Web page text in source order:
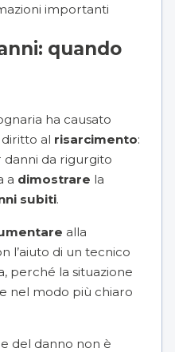
importanti
quando
ha causato
diritto al risarcimento:
danni da rigurgito
a dimostrare la
subiti.
alla
l’aiuto di un tecnico
perché la situazione
nel modo più chiaro
del danno non è